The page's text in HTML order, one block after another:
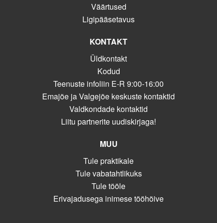
Väärtused
Ligipääsetavus
KONTAKT
Üldkontakt
Kodud
Teenuste infoliin E-R 9:00-16:00
Emajõe ja Valgejõe keskuste kontaktid
Valdkondade kontaktid
Liitu partnerite uudiskirjaga!
MUU
Tule praktikale
Tule vabatahtlikuks
Tule tööle
Erivajadusega inimese tööhõive